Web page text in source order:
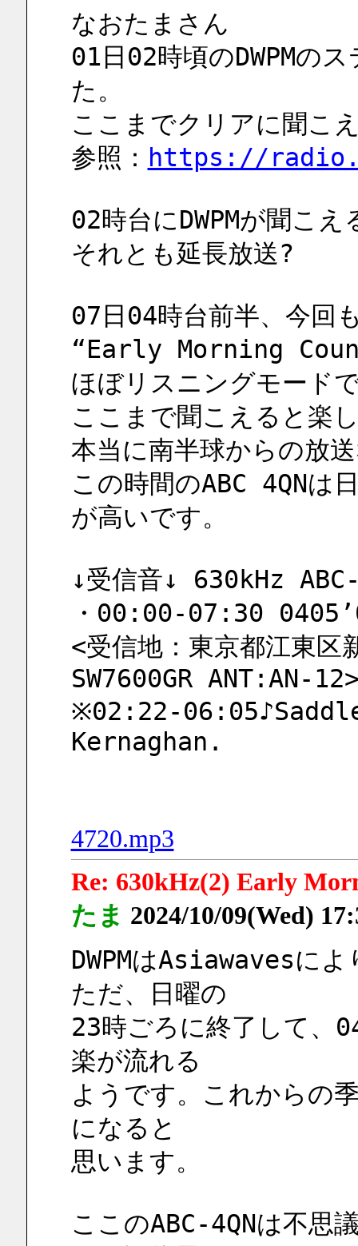
なおたまさん
01日02時頃のDWPMの
た。
ここまでクリアに聞こ
参照： https://
02時台にDWPMが聞こ
それとも延長放送?
07日04時台前半、今回
“Early Morning
ほぼリスニングモード
ここまで聞こえると楽
本当に南半球からの放
この時間のABC 4QNは
が高いです。
↓受信音↓ 630kHz
・00:00-07:30
<受信地：東京都江東
SW7600GR ANT:AN-
※02:22-
Kernaghan.
4720.mp3
Re: 630kHz(2) Early
たま 2024/10/09(Wed)
DWPMはAsiawavesに
ただ、日曜の
23時ごろに終了して、
楽が流れる
ようです。これからの
になると
思います。
ここのABC-4QNは不思